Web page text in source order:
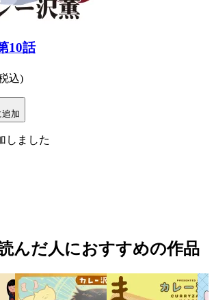
10話
込)
追加
しました
んだ人におすすめの作品